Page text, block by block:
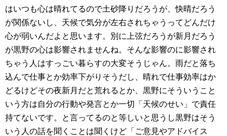
はいつも心は晴れてるので土砂降りだろうが、快晴だろう
が関係ないし、天候で気分が左右されちゃうってどんだけ
心が弱いんだよと思います。別に上弦だろうが新月だろう
が黒野の心は影響されませんね。そんな影響のに影響され
ちゃう人はすっごい暮らすの大変そうじゃん。雨だと落ち
込んで仕事とか効率下がりそうだし、晴れで仕事効率はか
どるけどその夜新月だと荒れるとか、黒野にそういうこと
いう方は自分の行動や発言とか一切「天候のせい」で責任
持てないです。と言ってるのと等しいと思うし黒野はそう
いう人の話を聞くことは聞くけど「ご意見やアドバイス